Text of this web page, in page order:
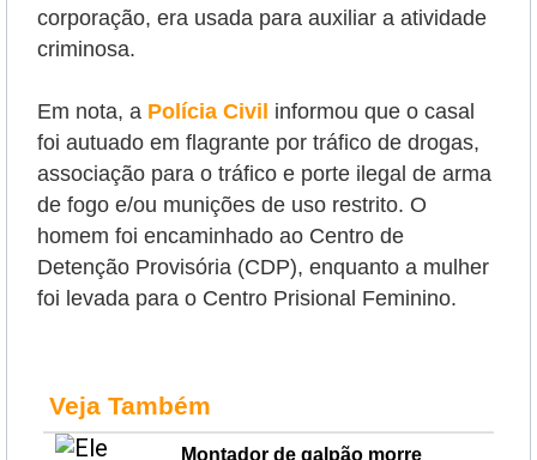
corporação, era usada para auxiliar a atividade
criminosa.
Em nota, a Polícia Civil informou que o casal
foi autuado em flagrante por tráfico de drogas,
associação para o tráfico e porte ilegal de arma
de fogo e/ou munições de uso restrito. O
homem foi encaminhado ao Centro de
Detenção Provisória (CDP), enquanto a mulher
foi levada para o Centro Prisional Feminino.
Veja Também
Montador de galpão morre